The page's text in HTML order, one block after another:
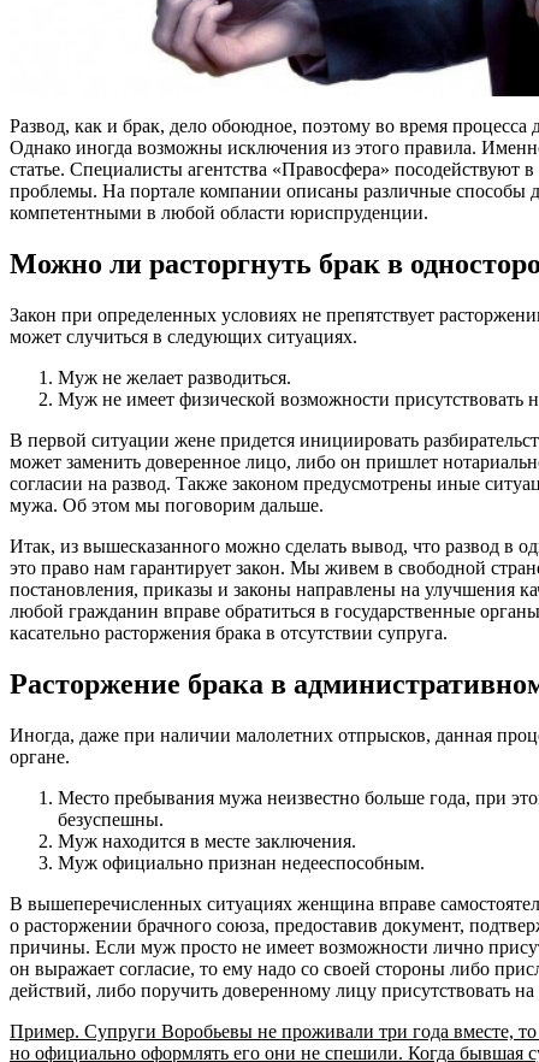
Развод, как и брак, дело обоюдное, поэтому во время процесса
Однако иногда возможны исключения из этого правила.
статье. Специалисты агентства «Правосфера» посодействуют
проблемы. На портале компании описаны различные способы
компетентными в любой области юриспруденции.
Можно ли расторгнуть брак в
Закон при определенных условиях не препятствует
может случиться в следующих ситуациях.
Муж не желает разводиться.
Муж не имеет физической возможности присутствовать
В первой ситуации жене придется инициировать
может заменить доверенное лицо, либо он пришлет
согласии на развод. Также законом предусмотрены иные
мужа. Об этом мы поговорим дальше.
Итак, из вышесказанного можно сделать вывод, что развод в
это право нам гарантирует закон. Мы живем в свободной
постановления, приказы и законы направлены на улучшения
любой гражданин вправе обратиться в государственные
касательно расторжения брака в отсутствии супруга.
Расторжение брака в
Иногда, даже при наличии малолетних отпрысков, данная
органе.
Место пребывания мужа неизвестно больше года, при
безуспешны.
Муж находится в месте заключения.
Муж официально признан недееспособным.
В вышеперечисленных ситуациях женщина вправе
о расторжении брачного союза, предоставив документ,
причины. Если муж просто не имеет возможности лично
он выражает согласие, то ему надо со своей стороны либо
действий, либо поручить доверенному лицу присутствовать на
Пример. Супруги Воробьевы не проживали три года вместе, то
но официально оформлять его они не спешили. Когда бывшая